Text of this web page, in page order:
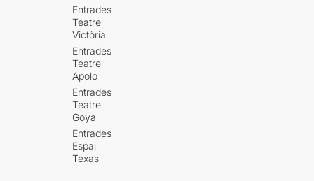
Entrades
Teatre
Victòria
Entrades
Teatre
Apolo
Entrades
Teatre
Goya
Entrades
Espai
Texas